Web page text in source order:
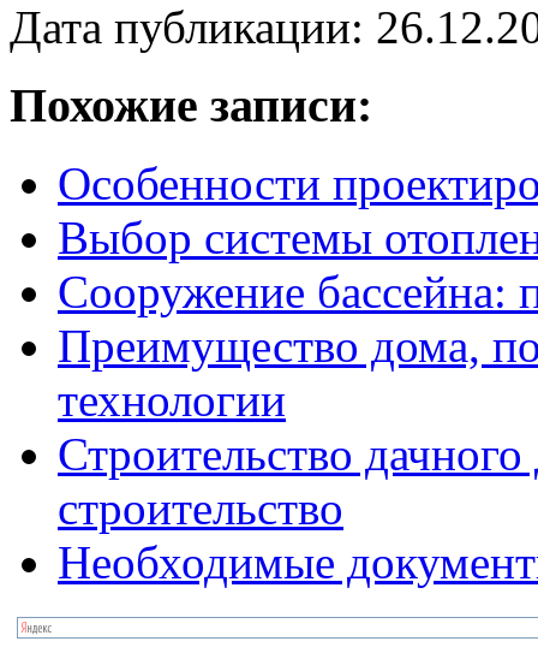
Дата публикации:
Похожие записи:
Особенности
Выбор системы
Сооружение бассейна:
Преимущество дома,
технологии
Строительство
строительство
Необходимые